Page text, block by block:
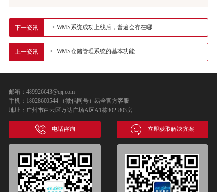
下一资讯 -> WMS系统成功上线后，普遍会存在哪...
上一资讯 <- WMS仓储管理系统的基本功能
邮箱：489926643@qq.com
手机：18028600544 （微信同号）易全官方客服
地址：广州市白云区万达广场A区A1栋802-803房
电话咨询 立即获取解决方案